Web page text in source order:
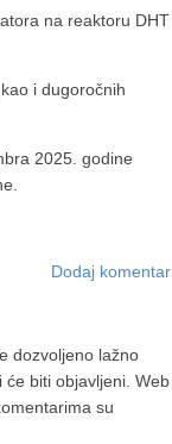
na reaktoru DHT
i dugoročnih
2025. godine
Dodaj komentar
dozvoljeno lažno
biti objavljeni. Web
su